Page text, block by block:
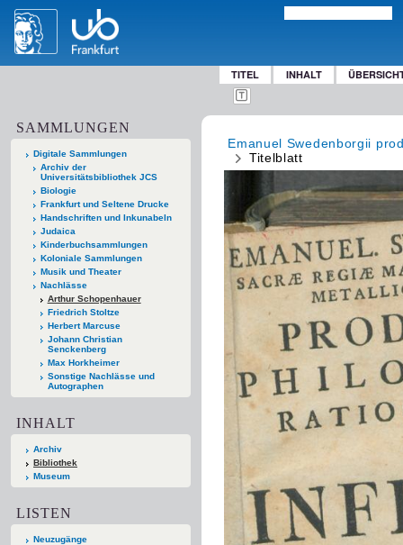
TITEL INHALT
SAMMLUNGEN
Digitale Sammlungen
Archiv der
Universitätsbibliothek JCS
Biologie
Frankfurt und Seltene Drucke
Handschriften und Inkunabeln
Judaica
Kinderbuchsammlungen
Koloniale Sammlungen
Musik und Theater
Nachlässe
Arthur Schopenhauer
Friedrich Stoltze
Herbert Marcuse
Johann Christian
Senckenberg
Max Horkheimer
Sonstige Nachlässe und
Autographen
INHALT
Archiv
Bibliothek
Museum
LISTEN
Neuzugänge
Emanuel Swedenborgii
Titelblatt